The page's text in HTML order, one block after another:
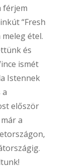
férjem
“Fresh
étel.
és
ismét
Istennek
először
a